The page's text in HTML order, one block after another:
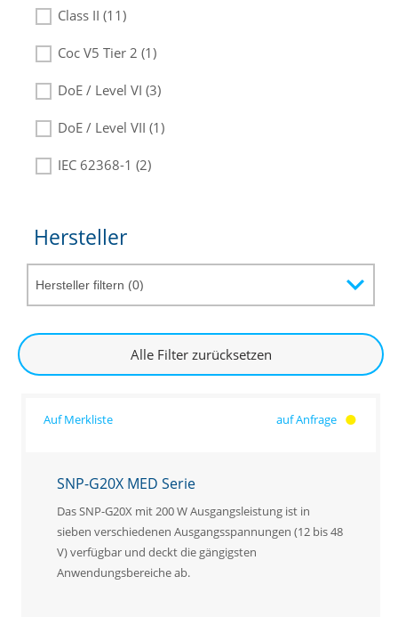
Class II (11)
Coc V5 Tier 2 (1)
DoE / Level VI (3)
DoE / Level VII (1)
IEC 62368-1 (2)
Hersteller
Alle Filter zurücksetzen
auf Anfrage
SNP-G20X MED Serie
Das SNP-G20X mit 200 W Ausgangsleistung ist in
sieben verschiedenen Ausgangsspannungen (12 bis 48
V) verfügbar und deckt die gängigsten
Anwendungsbereiche ab.